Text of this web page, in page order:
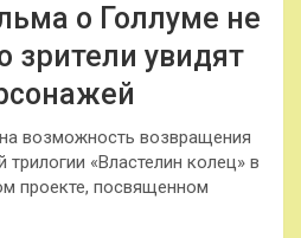
о Голлуме не
зрители увидят
возможность возвращения
«Властелин колец» в
проекте, посвященном